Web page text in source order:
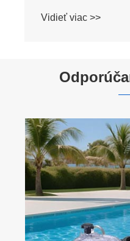
Vysoko chválený
čerpadlá boli
po zabalení na mieru
Vidieť viac >>